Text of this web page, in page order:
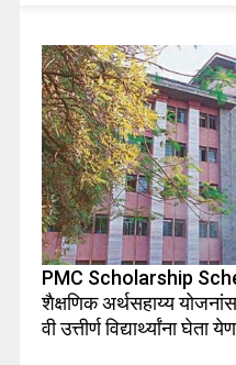
PMC Scholarship
शैक्षणिक अर्थसहाय्य
वी उत्तीर्ण विद्यार्थ्यांना घेता